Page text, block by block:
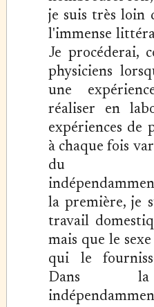
je suis très loin
l'immense
Je procéderai,
physiciens
une
réaliser en
expériences de
à chaque fois
du
la première, je
travail
mais que le
qui le
Dans la